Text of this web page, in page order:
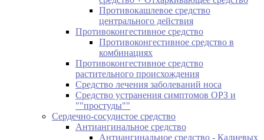
Противокашлевое средство
центрального действия
Противоконгестивное средство
Противоконгестивное средство в
комбинациях
Противоконгестивное средство
растительного происхождения
Средство лечения заболеваний носа
Средство устранения симптомов ОРЗ и
""простуды""
Сердечно-сосудистое средство
Антиангинальное средство
Антиангинальное средство - Калиевых